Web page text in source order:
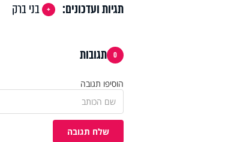
תגיות ועדכונים: בני ברק
0 תגובות
הוסיפו תגובה
שלח תגובה